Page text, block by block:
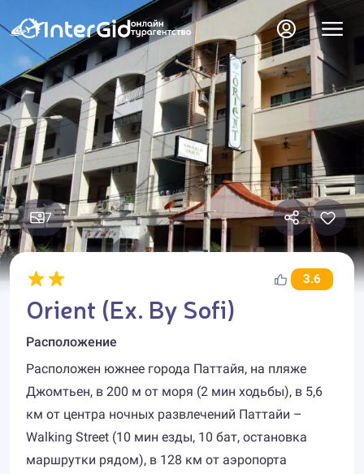
7
3.6
Orient (Ex. By Sofi)
Расположение
Расположен южнее города Паттайя, на пляже
Джомтьен, в 200 м от моря (2 мин ходьбы), в 5,6
км от центра ночных развлечений Паттайи –
Walking Street (10 мин езды, 10 бат, остановка
маршрутки рядом), в 128 км от аэропорта